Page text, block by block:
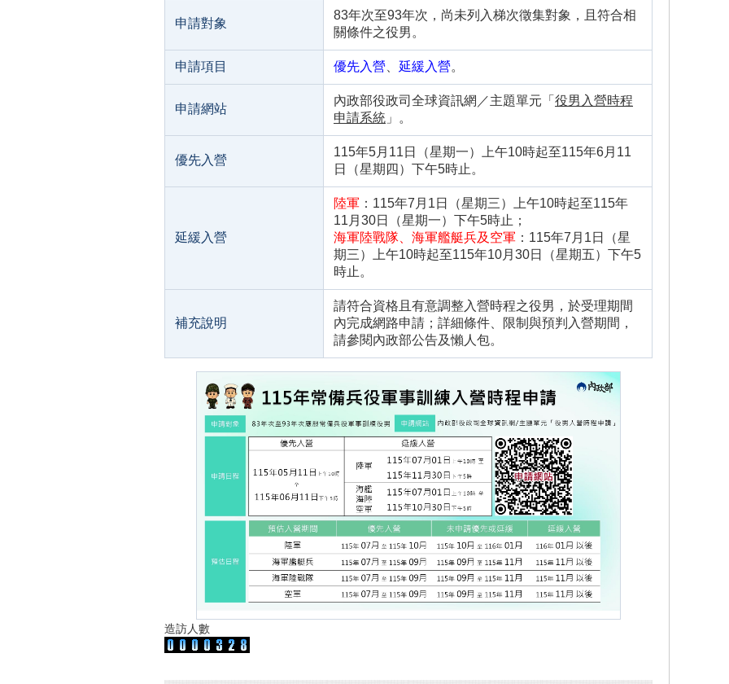
申請對象
83年次至93年次，尚未列入梯次徵集對象，且符合相
關條件之役男。
申請項目 優先入營 延緩入營。
申請網站
內政部役政司全球資訊網／主題單元「 役男入營時程
申請系統 」。
優先入營
115年5月11日（星期一）上午10時起至115年6月11
日（星期四）下午5時止。
延緩入營
陸軍 ：115年7月1日（星期三）上午10時起至115年
11月30日（星期一）下午5時止；
海軍陸戰隊、海軍艦艇兵及空軍 ：115年7月1日（星
期三）上午10時起至115年10月30日（星期五）下午5
時止。
補充說明
請符合資格且有意調整入營時程之役男，於受理期間
內完成網路申請；詳細條件、限制與預判入營期間，
請參閱內政部公告及懶人包。
造訪人數